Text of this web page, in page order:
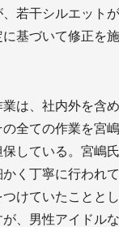
若干シルエット
基づいて修正を
は、社内外を含
全ての作業を宮
保している。宮嶋
く丁寧に行われ
けていたことと
、男性アイドル